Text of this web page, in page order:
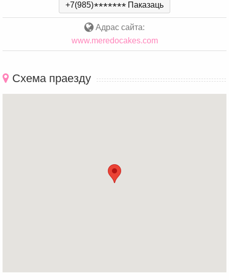
+7(985)******* Паказаць
Адрас сайта:
www.meredocakes.com
Схема праезду